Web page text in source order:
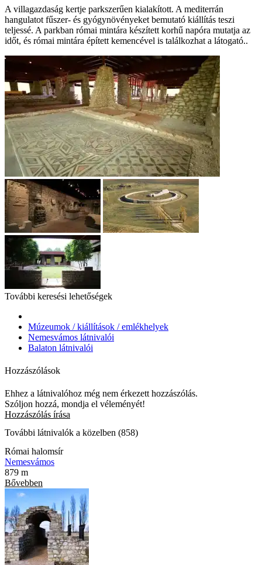
A villagazdaság kertje parkszerűen kialakított. A mediterrán
hangulatot fűszer- és gyógynövényeket bemutató kiállítás teszi
teljessé. A parkban római mintára készített korhű napóra mutatja az
időt, és római mintára épített kemencével is találkozhat a látogató..
További keresési lehetőségek
Múzeumok / kiállítások / emlékhelyek
Nemesvámos látnivalói
Balaton látnivalói
Hozzászólások
Ehhez a látnivalóhoz még nem érkezett hozzászólás.
Szóljon hozzá, mondja el véleményét!
Hozzászólás írása
További látnivalók a közelben (858)
Római halomsír
Nemesvámos
879 m
Bővebben